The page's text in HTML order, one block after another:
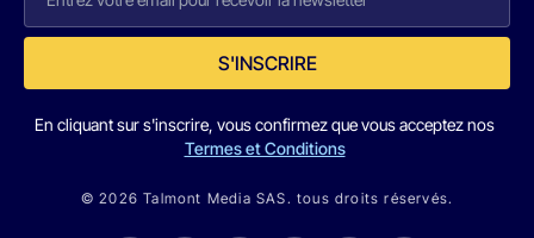
S'INSCRIRE
En cliquant sur s'inscrire, vous confirmez que vous acceptez nos
Termes et Conditions
© 2026 Talmont Media SAS. tous droits réservés.